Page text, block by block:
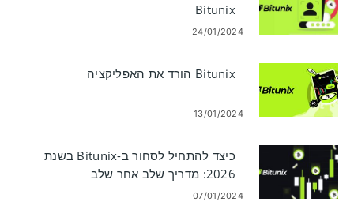
Bitunix
24/01/2024
Bitunix הורד את האפליקציה
13/01/2024
כיצד להתחיל לסחור ב-Bitunix בשנת
2026: מדריך שלב אחר שלב
למתחילים
07/01/2024